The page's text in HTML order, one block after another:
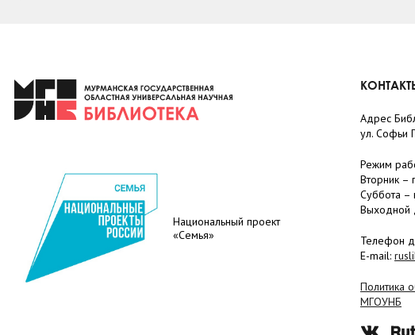
Национальный проект
«Семья»
Адрес
ул. Софьи
Режим
Вторник –
Суббота –
Выходной
Телефон
E-mail:
Политика
МГОУНБ